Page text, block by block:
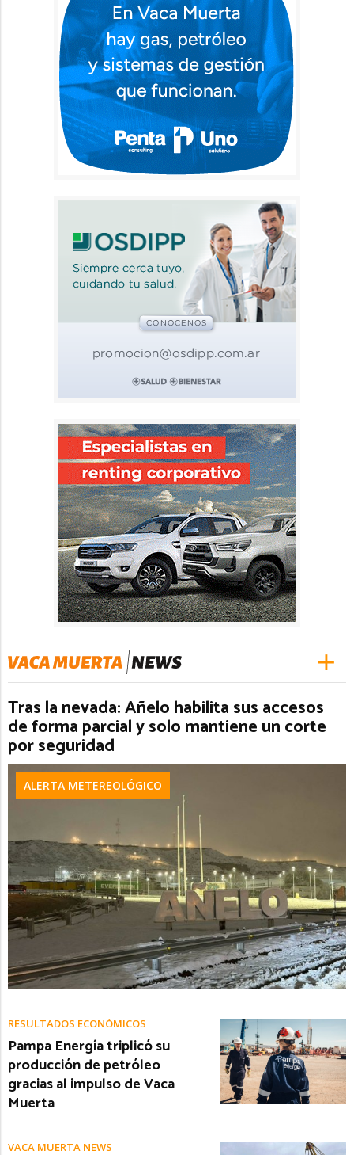
Tras la nevada: Añelo habilita sus accesos
de forma parcial y solo mantiene un corte
por seguridad
ALERTA METEREOLÓGICO
RESULTADOS ECONÓMICOS
Pampa Energía triplicó su
producción de petróleo
gracias al impulso de Vaca
Muerta
VACA MUERTA NEWS